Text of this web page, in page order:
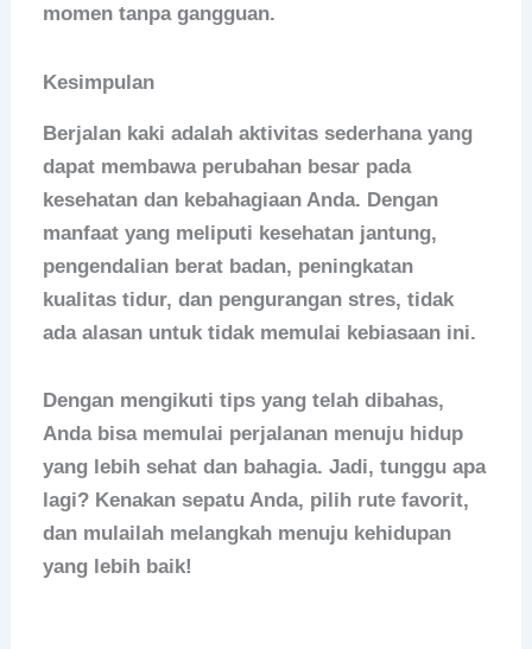
momen tanpa gangguan.
Kesimpulan
Berjalan kaki adalah aktivitas sederhana yang
dapat membawa perubahan besar pada
kesehatan dan kebahagiaan Anda. Dengan
manfaat yang meliputi kesehatan jantung,
pengendalian berat badan, peningkatan
kualitas tidur, dan pengurangan stres, tidak
ada alasan untuk tidak memulai kebiasaan ini.
Dengan mengikuti tips yang telah dibahas,
Anda bisa memulai perjalanan menuju hidup
yang lebih sehat dan bahagia. Jadi, tunggu apa
lagi? Kenakan sepatu Anda, pilih rute favorit,
dan mulailah melangkah menuju kehidupan
yang lebih baik!